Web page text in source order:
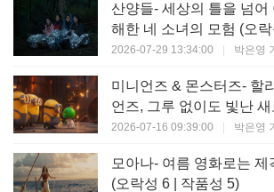
산양들- 세상의 틀을 넘어
해한 네 소녀의 모험 (오
2026-07-29 13:34:00 박은영
미니언즈 & 몬스터즈- 할
언즈, 그루 없이도 빛난 새로운
7 | 작품성 6)
2026-07-16 09:39:00 박은영
모아나- 여름 영화로는
(오락성 6 | 작품성 5)